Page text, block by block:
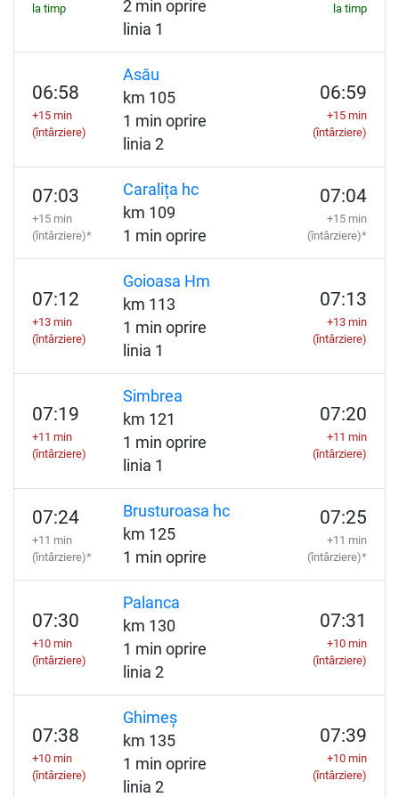
la timp
2 min oprire
linia 1
la timp
06:58
+15 min
(întârziere)
Asău
km 105
1 min oprire
linia 2
06:59
+15 min
(întârziere)
07:03
+15 min
(întârziere)*
Caralița hc
km 109
1 min oprire
07:04
+15 min
(întârziere)*
07:12
+13 min
(întârziere)
Goioasa Hm
km 113
1 min oprire
linia 1
07:13
+13 min
(întârziere)
07:19
+11 min
(întârziere)
Simbrea
km 121
1 min oprire
linia 1
07:20
+11 min
(întârziere)
07:24
+11 min
(întârziere)*
Brusturoasa hc
km 125
1 min oprire
07:25
+11 min
(întârziere)*
07:30
+10 min
(întârziere)
Palanca
km 130
1 min oprire
linia 2
07:31
+10 min
(întârziere)
07:38
+10 min
(întârziere)
Ghimeș
km 135
1 min oprire
linia 2
07:39
+10 min
(întârziere)